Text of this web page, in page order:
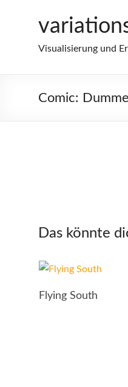
Visualisierung und
Comic:
Das könnte
Flying South